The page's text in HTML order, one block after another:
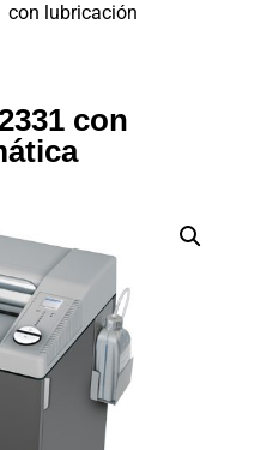
con lubricación
con